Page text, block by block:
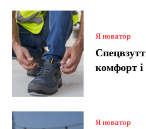
Я новатор
комфорт і
Я новатор